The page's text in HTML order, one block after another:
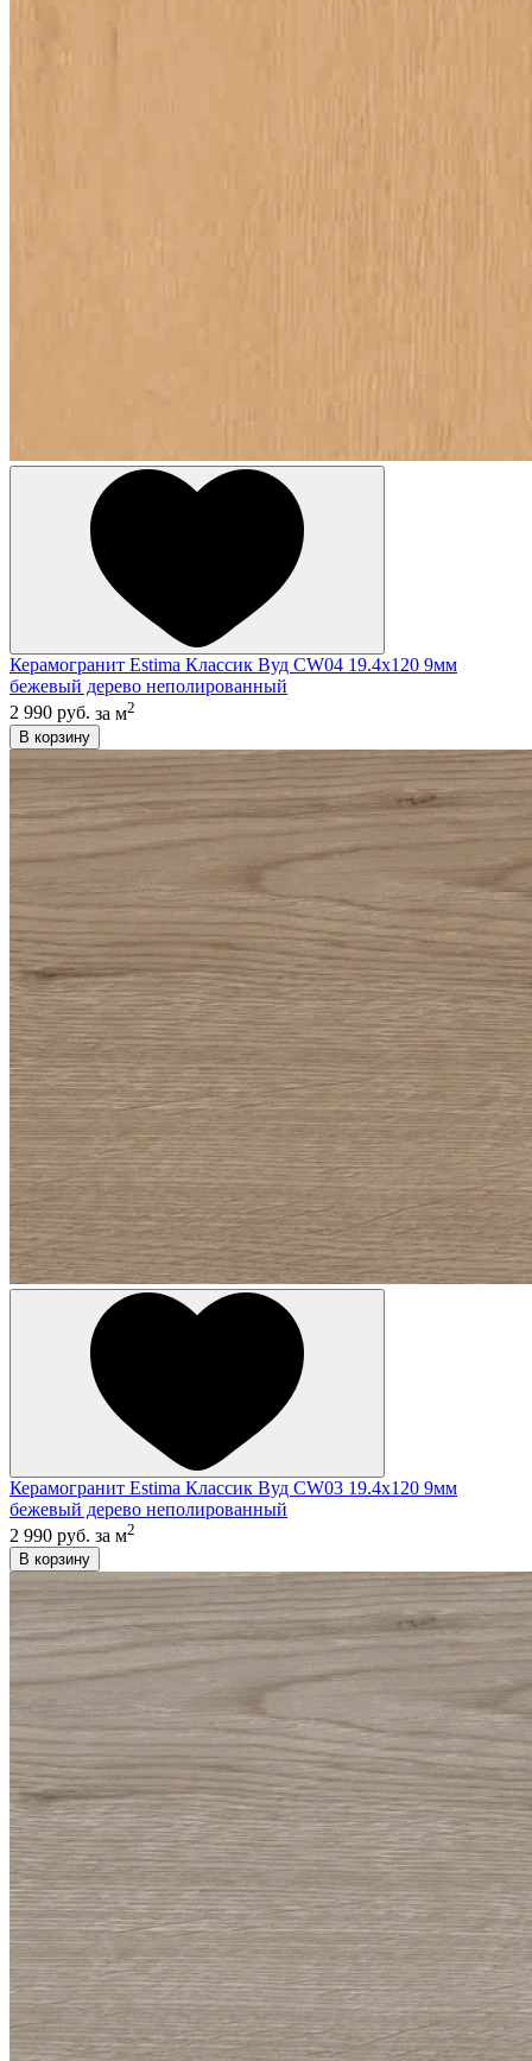
Керамогранит Estima Классик Вуд CW04 19.4x120 9мм
бежевый дерево неполированный
2 990 руб. за м2
В корзину
Керамогранит Estima Классик Вуд CW03 19.4x120 9мм
бежевый дерево неполированный
2 990 руб. за м2
В корзину